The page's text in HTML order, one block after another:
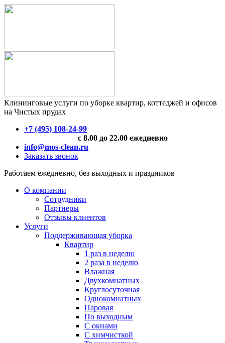
Клининговые услуги по уборке квартир, коттеджей и офисов
на Чистых прудах
+7 (495) 108-24-99
с 8.00 до 22.00 ежедневно
info@mos-clean.ru
Заказать звонок
Работаем ежедневно, без выходных и праздников
О компании
Сотрудники
Партнеры
Отзывы клиентов
Услуги
Поддерживающая уборка
Квартир
1 раз в неделю
2 раза в неделю
Влажная
Двухкомнатных
Круглосуточная
Однокомнатных
Паровая
По выходным
С окнами
С химчисткой